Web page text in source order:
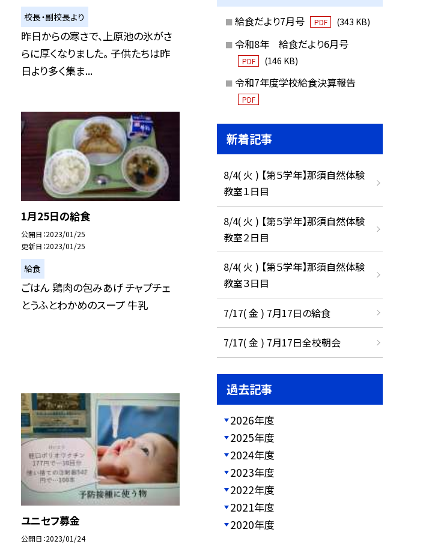
校長・副校長より
昨日からの寒さで、上原池の氷がさ
らに厚くなりました。 子供たちは昨
日より多く集ま...
1月25日の給食
公開日 2023/01/25
更新日 2023/01/25
給食
ごはん 鶏肉の包みあげ チャプチェ
とうふとわかめのスープ 牛乳
ユニセフ募金
公開日 2023/01/24
給食だより7月号 PDF (343 KB)
令和8年 給食だより6月号
PDF (146 KB)
令和7年度学校給食決算報告
PDF
新着記事
8/4( 火 ) 【第５学年】那須自然体験
教室１日目
8/4( 火 ) 【第５学年】那須自然体験
教室２日目
8/4( 火 ) 【第５学年】那須自然体験
教室３日目
7/17( 金 ) 7月17日の給食
7/17( 金 ) 7月17日全校朝会
過去記事
2026年度
2025年度
2024年度
2023年度
2022年度
2021年度
2020年度